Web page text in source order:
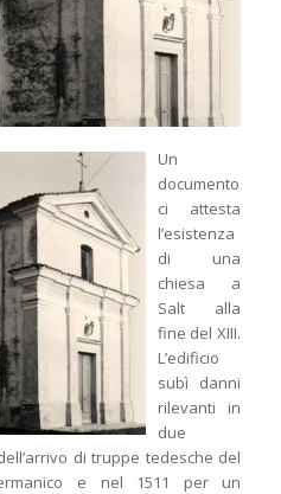
Un
documento
ci attesta
l’esistenza
di una
chiesa a
Salt alla
fine del XIII.
L’edificio
subì danni
rilevanti in
due
di truppe tedesche del
e nel 1511 per un